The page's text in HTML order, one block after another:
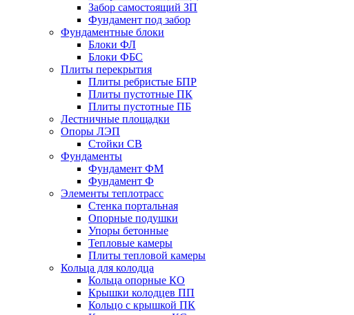
Забор самостоящий ЗП
Фyндамент под забор
Фундаментные блоки
Блоки ФЛ
Блоки ФБС
Плиты перекрытия
Плиты ребристые БПР
Плиты пустотные ПК
Плиты пустотные ПБ
Лестничные площадки
Опоры ЛЭП
Стойки СВ
Фундаменты
Фyндамент ФМ
Фyндамент Ф
Элементы теплотрасс
Стенка портальная
Опорные подушки
Упоры бетонные
Тепловые камеры
Плиты тепловой камеры
Кольца для колодца
Кольца опорные КО
Крышки колодцев ПП
Кольцо с крышкой ПК